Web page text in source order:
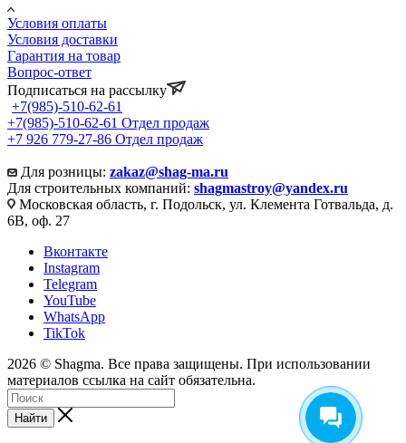
Условия оплаты
Условия доставки
Гарантия на товар
Вопрос-ответ
Подписаться на рассылку
+7(985)-510-62-61
+7(985)-510-62-61 Отдел продаж
‪+7 926 779-27-86‬ Отдел продаж
Для розницы: zakaz@shag-ma.ru
Для строительных компаний: shagmastroy@yandex.ru
Московская область, г. Подольск, ул. Клемента Готвальда, д.
6В, оф. 27
Вконтакте
Instagram
Telegram
YouTube
WhatsApp
TikTok
2026 © Shagma. Все права защищены. При использовании
материалов ссылка на сайт обязательна.
Найти